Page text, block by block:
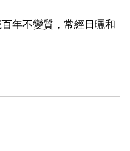
年不變質，常經日曬和